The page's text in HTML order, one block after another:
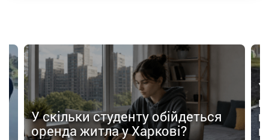
У скільки студенту обійдеться
оренда житла у Харкові?